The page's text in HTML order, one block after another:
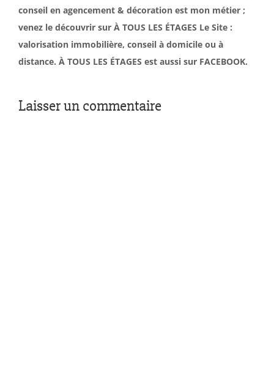
conseil en agencement & décoration est mon métier ;
venez le découvrir sur À TOUS LES ÉTAGES Le Site :
valorisation immobilière, conseil à domicile ou à
distance. À TOUS LES ÉTAGES est aussi sur FACEBOOK.
Laisser un commentaire